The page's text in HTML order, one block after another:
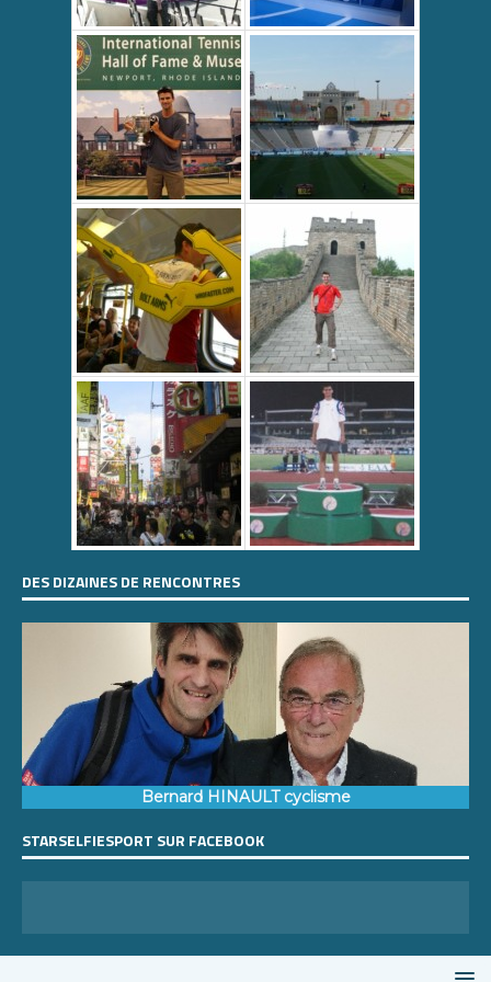
DES DIZAINES DE RENCONTRES
Bernard HINAULT cyclisme
STARSELFIESPORT SUR FACEBOOK